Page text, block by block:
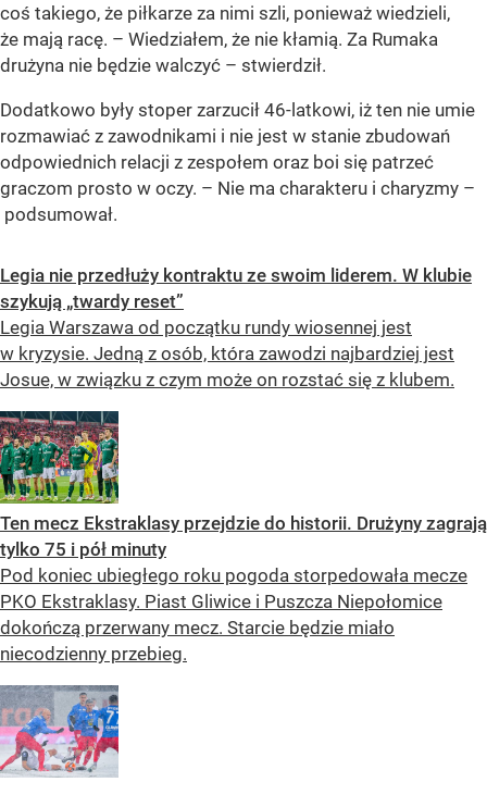
coś takiego, że piłkarze za nimi szli, ponieważ wiedzieli,
że mają racę. – Wiedziałem, że nie kłamią. Za Rumaka
drużyna nie będzie walczyć – stwierdził.
Dodatkowo były stoper zarzucił 46-latkowi, iż ten nie umie
rozmawiać z zawodnikami i nie jest w stanie zbudowań
odpowiednich relacji z zespołem oraz boi się patrzeć
graczom prosto w oczy. – Nie ma charakteru i charyzmy –
podsumował.
Legia nie przedłuży kontraktu ze swoim liderem. W klubie
szykują „twardy reset”
Legia Warszawa od początku rundy wiosennej jest
w kryzysie. Jedną z osób, która zawodzi najbardziej jest
Josue, w związku z czym może on rozstać się z klubem.
Ten mecz Ekstraklasy przejdzie do historii. Drużyny zagrają
tylko 75 i pół minuty
Pod koniec ubiegłego roku pogoda storpedowała mecze
PKO Ekstraklasy. Piast Gliwice i Puszcza Niepołomice
dokończą przerwany mecz. Starcie będzie miało
niecodzienny przebieg.